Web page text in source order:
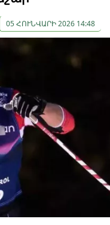
05 ՀՈՒՆՎԱՐԻ 2026 14:48